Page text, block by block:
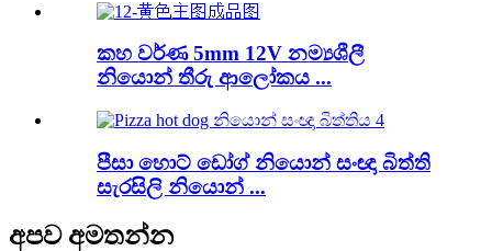
කහ වර්ණ 5mm 12V නම්‍යශීලී
නියොන් තීරු ආලෝකය ...
පීසා හොට් ඩෝග් නියොන් සංඥා බිත්ති
සැරසිලි නියොන් ...
අපව අමතන්න